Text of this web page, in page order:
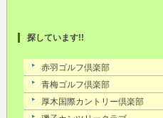
探しています!!